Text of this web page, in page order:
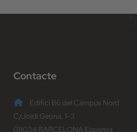
Contacte
Edifici B6 del Campus Nord
C/Jordi Girona, 1-3
08034 BARCELONA Espanya